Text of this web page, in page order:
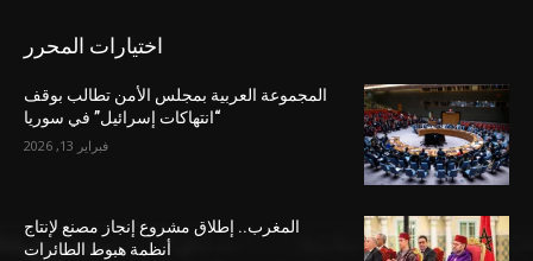
اختيارات المحرر
المجموعة العربية بمجلس الأمن تطالب بوقف
“انتهاكات إسرائيل” في سوريا
فبراير 13, 2026
المغرب.. إطلاق مشروع إنجاز مصنع لإنتاج
أنظمة هبوط الطائرات